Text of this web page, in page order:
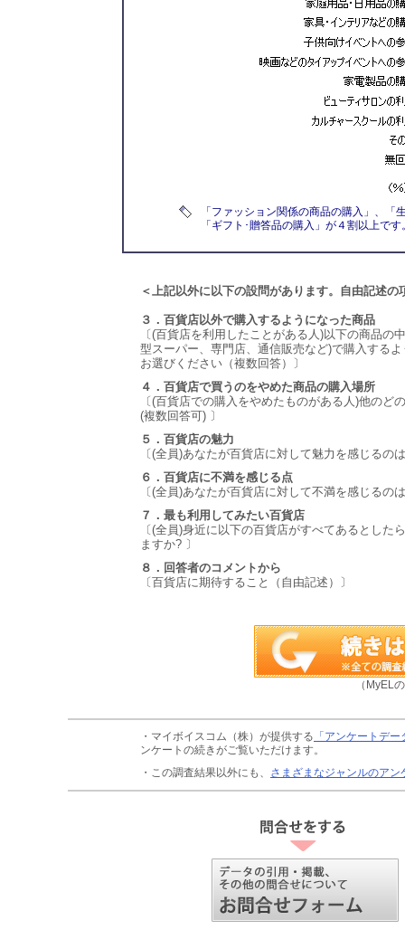
「ファッション関係の商品の購入」、
「ギフト･贈答品の購入」が４割以上です
＜上記以外に以下の設問があります。自由記述の
３．百貨店以外で購入するようになった商品
〔(百貨店を利用したことがある人)以下の商品
型スーパー、専門店、通信販売など)で購入する
お選びください（複数回答）〕
４．百貨店で買うのをやめた商品の購入場所
〔(百貨店での購入をやめたものがある人)他の
(複数回答可) 〕
５．百貨店の魅力
〔(全員)あなたが百貨店に対して魅力を感じるの
６．百貨店に不満を感じる点
〔(全員)あなたが百貨店に対して不満を感じるの
７．最も利用してみたい百貨店
〔(全員)身近に以下の百貨店がすべてあるとし
ますか? 〕
８．回答者のコメントから
〔百貨店に期待すること（自由記述）〕
（MyEL
・マイボイスコム（株）が提供する 「アンケートデ
ンケートの続きがご覧いただけます。
・この調査結果以外にも、 さまざまなジャンルのアン